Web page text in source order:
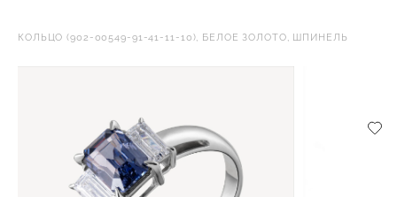
КОЛЬЦО (902-00549-91-41-11-10), БЕЛОЕ ЗОЛОТО, ШПИНЕЛЬ